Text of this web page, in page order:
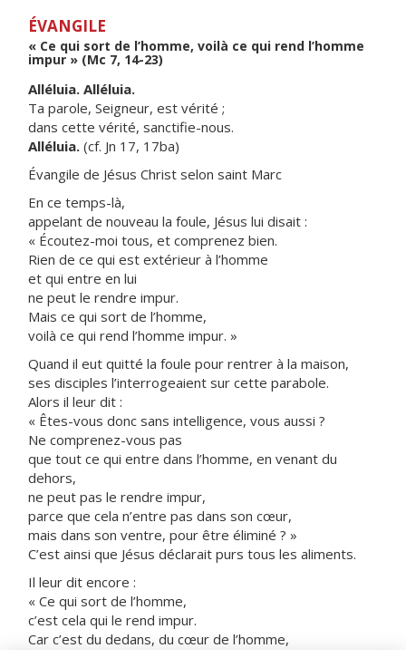
ÉVANGILE
« Ce qui sort de l’homme, voilà ce qui rend l’homme
impur » (Mc 7, 14-23)
Alléluia. Alléluia.
Ta parole, Seigneur, est vérité ;
dans cette vérité, sanctifie-nous.
Alléluia. (cf. Jn 17, 17ba)
Évangile de Jésus Christ selon saint Marc
En ce temps-là,
appelant de nouveau la foule, Jésus lui disait :
« Écoutez-moi tous, et comprenez bien.
Rien de ce qui est extérieur à l’homme
et qui entre en lui
ne peut le rendre impur.
Mais ce qui sort de l’homme,
voilà ce qui rend l’homme impur. »
Quand il eut quitté la foule pour rentrer à la maison,
ses disciples l’interrogeaient sur cette parabole.
Alors il leur dit :
« Êtes-vous donc sans intelligence, vous aussi ?
Ne comprenez-vous pas
que tout ce qui entre dans l’homme, en venant du
dehors,
ne peut pas le rendre impur,
parce que cela n’entre pas dans son cœur,
mais dans son ventre, pour être éliminé ? »
C’est ainsi que Jésus déclarait purs tous les aliments.
Il leur dit encore :
« Ce qui sort de l’homme,
c’est cela qui le rend impur.
Car c’est du dedans, du cœur de l’homme,